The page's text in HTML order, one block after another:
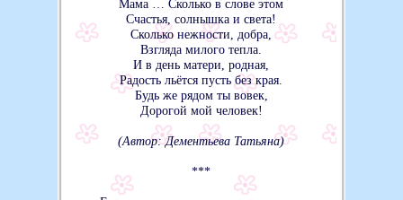
Мама … Сколько в слове этом
Счастья, солнышка и света!
Сколько нежности, добра,
Взгляда милого тепла.
И в день матери, родная,
Радость льётся пусть без края.
Будь же рядом ты вовек,
Дорогой мой человек!
(Автор: Дементьева Татьяна)
***